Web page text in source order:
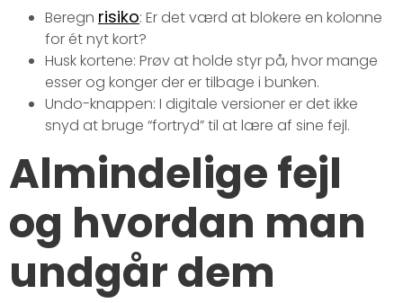
Beregn risiko: Er det værd at blokere en kolonne
for ét nyt kort?
Husk kortene: Prøv at holde styr på, hvor mange
esser og konger der er tilbage i bunken.
Undo-knappen: I digitale versioner er det ikke
snyd at bruge “fortryd” til at lære af sine fejl.
Almindelige fejl
og hvordan man
undgår dem